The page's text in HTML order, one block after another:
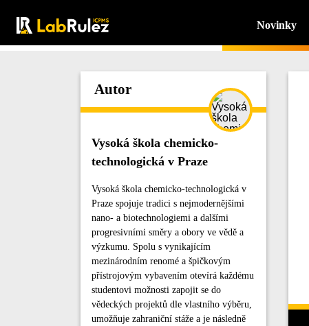
Novinky
Autor
Vysoká škola chemicko-
technologická v Praze
Vysoká škola chemicko-technologická v
Praze spojuje tradici s nejmodernějšími
nano- a biotechnologiemi a dalšími
progresivními směry a obory ve vědě a
výzkumu. Spolu s vynikajícím
mezinárodním renomé a špičkovým
přístrojovým vybavením otevírá každému
studentovi možnosti zapojit se do
vědeckých projektů dle vlastního výběru,
umožňuje zahraniční stáže a je následně